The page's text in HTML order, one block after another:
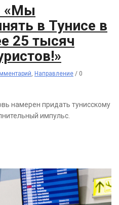
«Мы
в Тунисе в
25 тысяч
Направление / 0
намерен придать тунисскому
импульс.